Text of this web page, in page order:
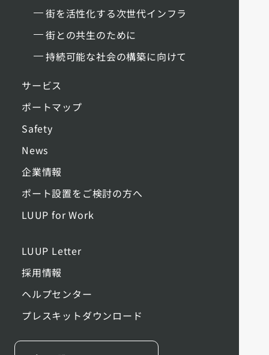
街を活性化する次世代インフラ
街との共生のために
持続可能な社会の構築に向けて
サービス
ポートマップ
Safety
News
企業情報
ポート設置をご検討の方へ
LUUP for Work
LUUP Letter
採用情報
ヘルプセンター
プレスキットダウンロード